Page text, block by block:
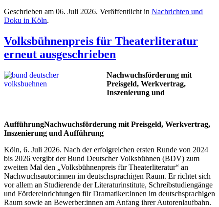
Geschrieben am 06. Juli 2026. Veröffentlicht in Nachrichten und
Doku in Köln.
Volksbühnenpreis für Theaterliteratur
erneut ausgeschrieben
Nachwuchsförderung mit
Preisgeld, Werkvertrag,
Inszenierung und
AufführungNachwuchsförderung mit Preisgeld, Werkvertrag,
Inszenierung und Aufführung
Köln, 6. Juli 2026. Nach der erfolgreichen ersten Runde von 2024
bis 2026 vergibt der Bund Deutscher Volksbühnen (BDV) zum
zweiten Mal den „Volksbühnenpreis für Theaterliteratur“ an
Nachwuchsautor:innen im deutschsprachigen Raum. Er richtet sich
vor allem an Studierende der Literaturinstitute, Schreibstudiengänge
und Fördereinrichtungen für Dramatiker:innen im deutschsprachigen
Raum sowie an Bewerber:innen am Anfang ihrer Autorenlaufbahn.